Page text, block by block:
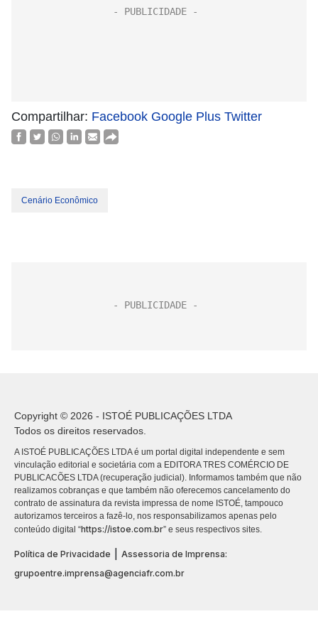
Compartilhar: Facebook Google Plus Twitter
Cenário Econômico
Copyright © 2026 - ISTOÉ PUBLICAÇÕES LTDA
Todos os direitos reservados.
A ISTOÉ PUBLICAÇÕES LTDA é um portal digital independente e sem
vinculação editorial e societária com a EDITORA TRES COMÉRCIO DE
PUBLICACÕES LTDA (recuperação judicial). Informamos também que não
realizamos cobranças e que também não oferecemos cancelamento do
contrato de assinatura da revista impressa de nome ISTOÉ, tampouco
autorizamos terceiros a fazê-lo, nos responsabilizamos apenas pelo
conteúdo digital “https://istoe.com.br” e seus respectivos sites.
Política de Privacidade
Assessoria de Imprensa:
grupoentre.imprensa@agenciafr.com.br